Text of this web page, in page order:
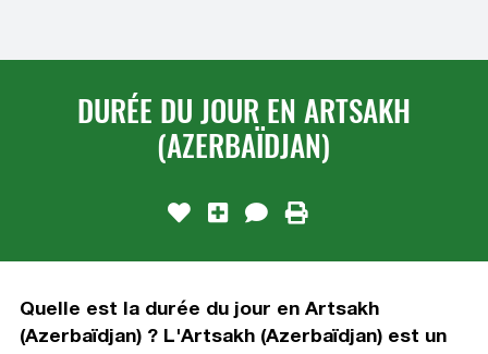
DURÉE DU JOUR EN ARTSAKH
(AZERBAÏDJAN)
Quelle est la durée du jour en Artsakh
(Azerbaïdjan) ? L'Artsakh (Azerbaïdjan) est un